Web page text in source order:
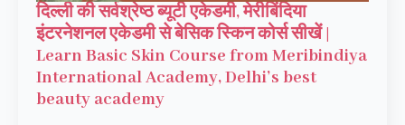
दिल्ली की सर्वश्रेष्ठ ब्यूटी एकेडमी, मेरीबिंदिया
इंटरनेशनल एकेडमी से बेसिक स्किन कोर्स सीखें |
Learn Basic Skin Course from Meribindiya
International Academy, Delhi’s best
beauty academy